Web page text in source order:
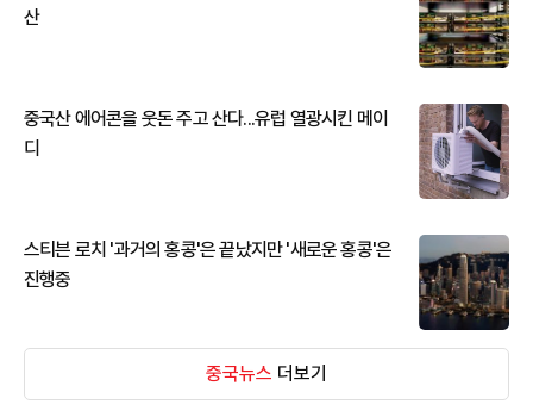
산
중국산 에어콘을 웃돈 주고 산다...유럽 열광시킨 메이
디
스티븐 로치 '과거의 홍콩'은 끝났지만 '새로운 홍콩'은
진행중
중국뉴스 더보기